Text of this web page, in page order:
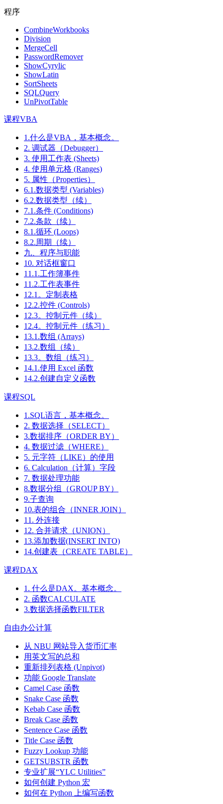
程序
CombineWorkbooks
Division
MergeCell
PasswordRemover
ShowCyrylic
ShowLatin
SortSheets
SQLQuery
UnPivotTable
课程VBA
1.什么是VBA，基本概念。
2. 调试器（Debugger）
3. 使用工作表 (Sheets)
4. 使用单元格 (Ranges)
5. 属性（Properties）
6.1.数据类型 (Variables)
6.2.数据类型（续）
7.1.条件 (Conditions)
7.2.条款（续）
8.1.循环 (Loops)
8.2.周期（续）
九、程序与职能
10. 对话框窗口
11.1.工作簿事件
11.2.工作表事件
12.1。定制表格
12.2.控件 (Controls)
12.3。控制元件（续）
12.4。控制元件（练习）
13.1.数组 (Arrays)
13.2.数组（续）
13.3。数组（练习）
14.1.使用 Excel 函数
14.2.创建自定义函数
课程SQL
1.SQL语言，基本概念。
2. 数据选择（SELECT）
3.数据排序（ORDER BY）
4. 数据过滤（WHERE）
5. 元字符（LIKE）的使用
6. Calculation（计算）字段
7. 数据处理功能
8.数据分组（GROUP BY）
9.子查询
10.表的组合（INNER JOIN）
11. 外连接
12. 合并请求（UNION）
13.添加数据(INSERT INTO)
14.创建表（CREATE TABLE）
课程DAX
1. 什么是DAX。基本概念。
2. 函数CALCULATE
3.数据选择函数FILTER
自由办公计算
从 NBU 网站导入货币汇率
用英文写的总和
重新排列表格 (Unpivot)
功能 Google Translate
Camel Case 函数
Snake Case 函数
Kebab Case 函数
Break Case 函数
Sentence Case 函数
Title Case 函数
Fuzzy Lookup 功能
GETSUBSTR 函数
专业扩展“YLC Utilities”
如何创建 Python 宏
如何在 Python 上编写函数